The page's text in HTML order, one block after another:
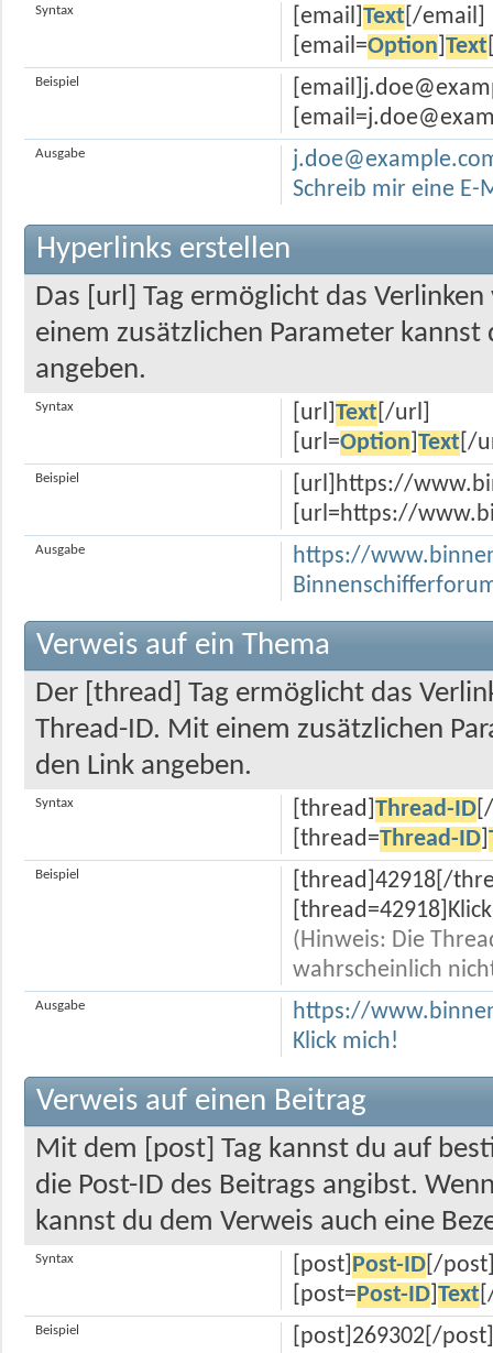
[email] Text [/email]
[email=Option Text
Syntax
Beispiel
Schreib mir eine E-
Ausgabe
Hyperlinks erstellen
Das [url] Tag ermöglicht das
einem zusätzlichen Parameter
angeben.
[url] Text [/url]
[url=Option Text [/
Syntax
[url]https://
[url=https://
Beispiel
https://
Ausgabe
Verweis auf ein Thema
Der [thread] Tag ermöglicht das
Thread-ID. Mit einem zusätzlichen
den Link angeben.
[thread] Thread-ID
[thread=Thread-ID]
Syntax
[thread]42918[/
(Hinweis: Die
wahrscheinlich
Beispiel
https://
Klick mich!
Ausgabe
Verweis auf einen Beitrag
Mit dem [post] Tag kannst du auf
die Post-ID des Beitrags angibst.
kannst du dem Verweis auch eine
[post] Post-ID[/
[post=Post-ID] Text
Syntax
[post]269302[/post]
Beispiel